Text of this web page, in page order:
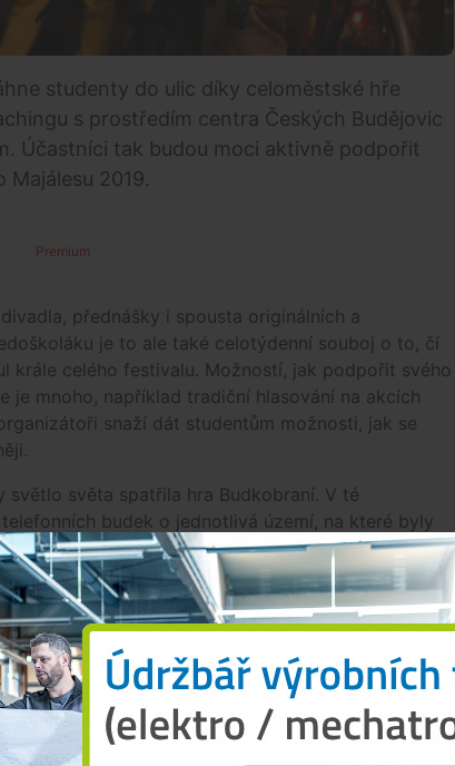
studenty do ulic díky celoměstské hře
s prostředím centra Českých Budějovic
Účastníci tak budou moci aktivně podpořit
2019.
Premium
přednášky i spousta originálních a
je to ale také celotýdenní souboj o to, čí
krále celého festivalu. Možností, jak podpořit svého
mnoho, například tradiční hlasování na akcích
snaží dát studentům možnosti, jak se
světa spatřila hra Budkobraní. V té
budek o jednotlivá území, na které byly
hrála Mafie, jejíž náplní bylo ulovit zadanou oběť, a
rok se však připravuje zcela nová hra, nesoucí